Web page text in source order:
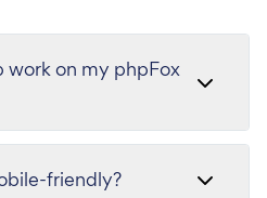
work on my phpFox
friendly?